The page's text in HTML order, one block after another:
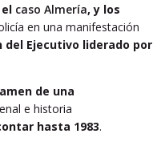
caso Almería, y los
en una manifestación
Ejecutivo liderado por
de una
e historia
hasta 1983.